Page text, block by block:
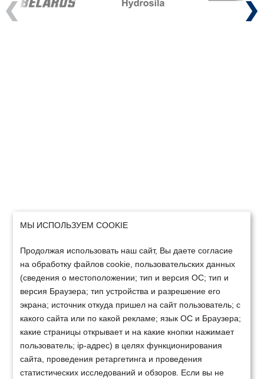
Previous Next
МЫ ИСПОЛЬЗУЕМ COOKIE
Продолжая использовать наш сайт, Вы даете согласие
на обработку файлов cookie, пользовательских данных
(сведения о местоположении; тип и версия ОС; тип и
версия Браузера; тип устройства и разрешение его
экрана; источник откуда пришел на сайт пользователь; с
какого сайта или по какой рекламе; язык ОС и Браузера;
какие страницы открывает и на какие кнопки нажимает
пользователь; ip-адрес) в целях функционирования
сайта, проведения ретаргетинга и проведения
статистических исследований и обзоров. Если вы не